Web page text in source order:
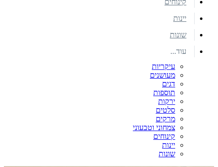
קינוחים
יינות
שונות
עוד...
עיקריות
מעושנים
דגים
תוספות
ירקות
סלטים
מרקים
צמחוני וטבעוני
קינוחים
יינות
שונות